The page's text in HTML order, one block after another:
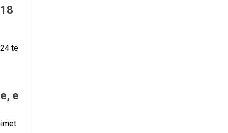
të
e